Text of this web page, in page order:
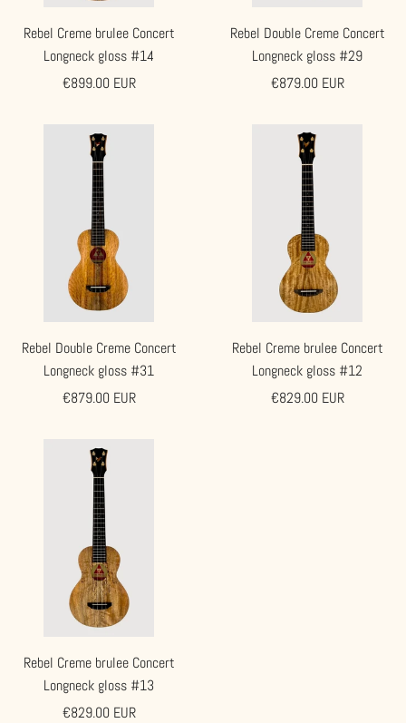
Rebel Creme brulee Concert
Longneck gloss #14
Angebotspreis
€899.00 EUR
Rebel Double Creme Concert
Longneck gloss #29
Angebotspreis
€879.00 EUR
Rebel Double Creme Concert
Longneck gloss #31
Angebotspreis
€879.00 EUR
Rebel Creme brulee Concert
Longneck gloss #12
Angebotspreis
€829.00 EUR
Rebel Creme brulee Concert
Longneck gloss #13
Angebotspreis
€829.00 EUR